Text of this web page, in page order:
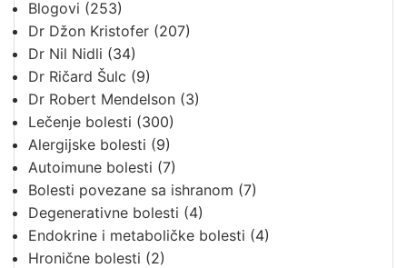
Blogovi (253)
Dr Džon Kristofer (207)
Dr Nil Nidli (34)
Dr Ričard Šulc (9)
Dr Robert Mendelson (3)
Lečenje bolesti (300)
Alergijske bolesti (9)
Autoimune bolesti (7)
Bolesti povezane sa ishranom (7)
Degenerativne bolesti (4)
Endokrine i metaboličke bolesti (4)
Hronične bolesti (2)